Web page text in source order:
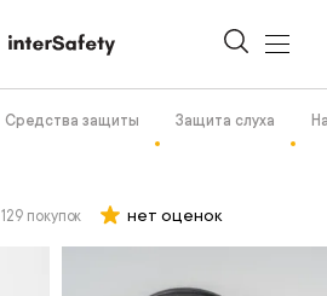
Средства защиты Защита слуха
129 покупок нет оценок